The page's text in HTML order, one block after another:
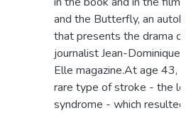
and the Butterfly, an
that presents the drama of
journalist Jean-Dominique
Elle magazine.At age 43,
rare type of stroke - the
syndrome - which resulted